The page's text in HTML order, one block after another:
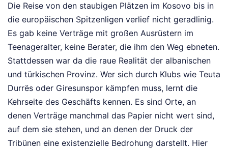
Die Reise von den staubigen Plätzen im Kosovo bis in
die europäischen Spitzenligen verlief nicht geradlinig.
Es gab keine Verträge mit großen Ausrüstern im
Teenageralter, keine Berater, die ihm den Weg ebneten.
Stattdessen war da die raue Realität der albanischen
und türkischen Provinz. Wer sich durch Klubs wie Teuta
Durrës oder Giresunspor kämpfen muss, lernt die
Kehrseite des Geschäfts kennen. Es sind Orte, an
denen Verträge manchmal das Papier nicht wert sind,
auf dem sie stehen, und an denen der Druck der
Tribünen eine existenzielle Bedrohung darstellt. Hier